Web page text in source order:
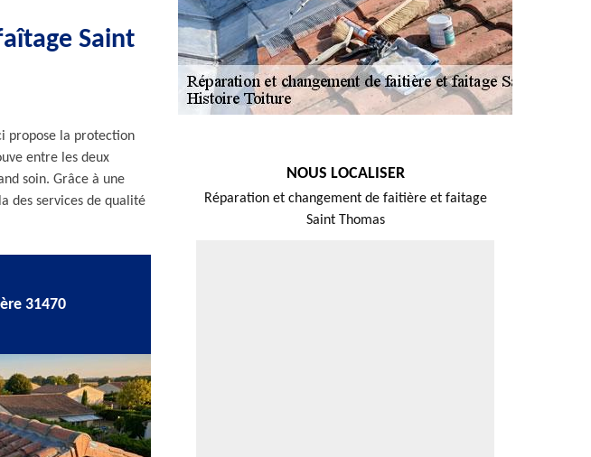
Saint
propose la protection
entre les deux
soin. Grâce à une
des services de qualité
31470
NOUS LOCALISER
Réparation et changement de faitière et faitage
Saint Thomas